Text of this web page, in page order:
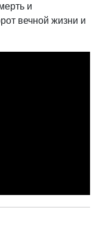
и
вечной жизни и